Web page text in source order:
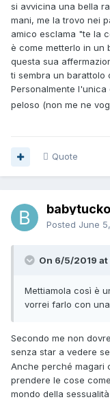
si avvicina una bella
mani, me la trovo nei
amico esclama "te la
è come metterlo in un
questa sua
ti sembra un barattolo
Personalmente
peloso (non me ne
Quote
Posted June
On 6/5/2019 at
Mettiamola così è
vorrei farlo con
Secondo me non
senza star a vedere
Anche perché magari
prendere le cose
mondo della sessualità